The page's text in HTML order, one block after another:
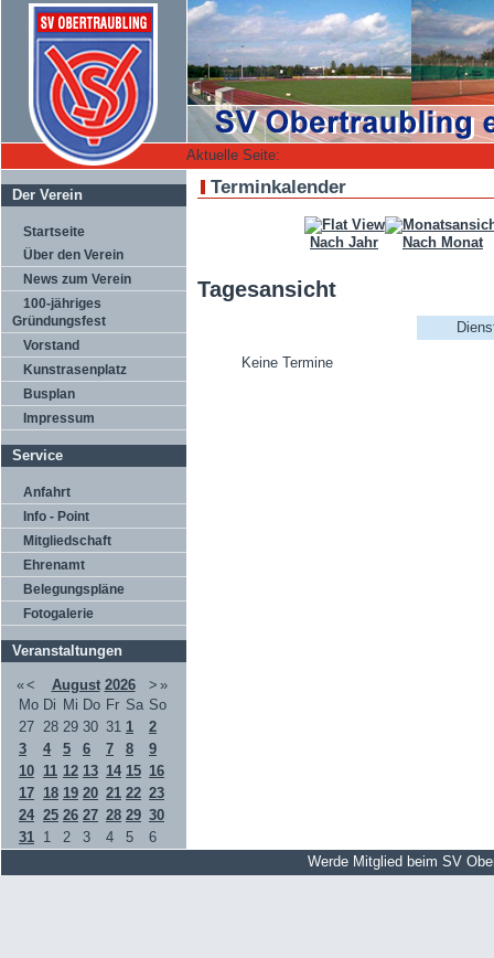
Aktuelle Seite:
Der Verein
Startseite
Über den Verein
News zum Verein
100-jähriges
Gründungsfest
Vorstand
Kunstrasenplatz
Busplan
Impressum
Service
Anfahrt
Info - Point
Mitgliedschaft
Ehrenamt
Belegungspläne
Fotogalerie
Veranstaltungen
«< August 2026 > »
Mo Di Mi Do Fr Sa So
27 28 29 30 31 1
2
3
4 5 6 7 8
9
10 11 12 13 14 15 16
17 18 19 20 21 22 23
24 25 26 27 28 29 30
31 1 2 3 4 5 6
Terminkalender
Nach Jahr Nach Monat
Tagesansicht
Keine Termine
Werde Mitglied beim SV